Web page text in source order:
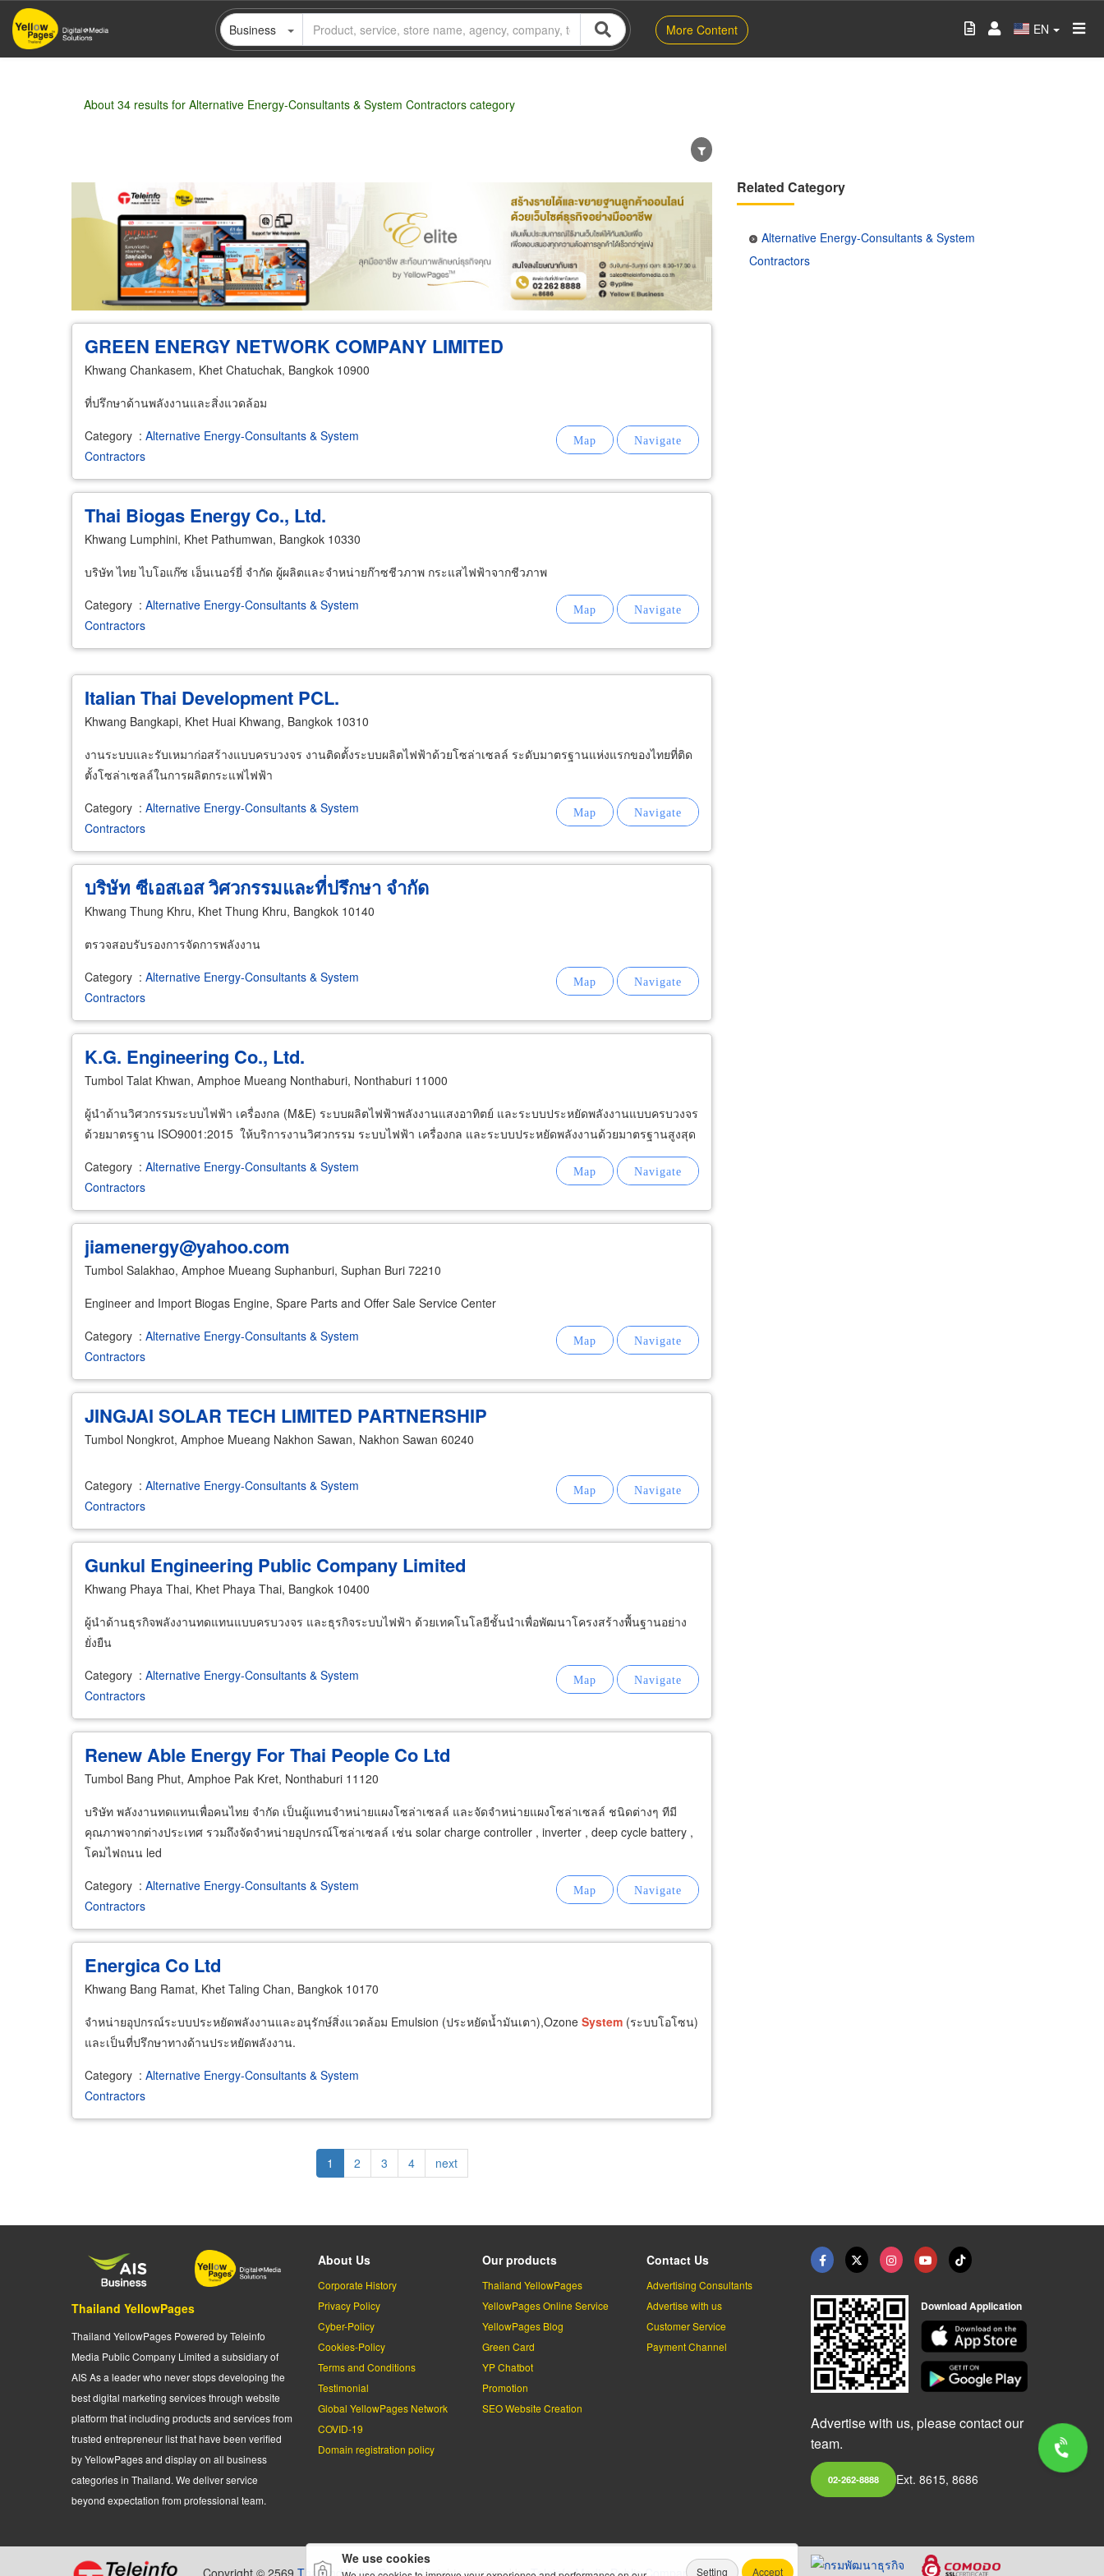
Skip
main
Business More Content EN
About 34 results for Alternative Energy-Consultants & System Contractors category
Wholesale Retail Manufacturer Dealer Exporter/Importer Service Business
GREEN ENERGY NETWORK COMPANY LIMITED
Khwang Chankasem, Khet Chatuchak, Bangkok 10900
ที่ปรึกษาด้านพลังงานและสิ่งแวดล้อม
Category : Alternative Energy-Consultants & System
Contractors
Thai Biogas Energy Co., Ltd.
Khwang Lumphini, Khet Pathumwan, Bangkok 10330
บริษัท ไทย ไบโอแก๊ซ เอ็นเนอร์ยี่ จำกัด ผู้ผลิตและจำหน่ายก๊าซชีวภาพ กระแสไฟฟ้าจากชีวภาพ
Category : Alternative Energy-Consultants & System
Contractors
Italian Thai Development PCL.
Khwang Bangkapi, Khet Huai Khwang, Bangkok 10310
งานระบบและรับเหมาก่อสร้างแบบครบวงจร งานติดตั้งระบบผลิตไฟฟ้าด้วยโซล่าเซลล์ ระดับมาตรฐานแห่งแรกของไทยที่ติด
ตั้งโซล่าเซลล์ในการผลิตกระแฟไฟฟ้า
Category : Alternative Energy-Consultants & System
Contractors
บริษัท ซีเอสเอส วิศวกรรมและที่ปรึกษา จำกัด
Khwang Thung Khru, Khet Thung Khru, Bangkok 10140
ตรวจสอบรับรองการจัดการพลังงาน
Category : Alternative Energy-Consultants & System
Contractors
K.G. Engineering Co., Ltd.
Tumbol Talat Khwan, Amphoe Mueang Nonthaburi, Nonthaburi 11000
ผู้นำด้านวิศวกรรมระบบไฟฟ้า เครื่องกล (M&E) ระบบผลิตไฟฟ้าพลังงานแสงอาทิตย์ และระบบประหยัดพลังงานแบบครบวงจร
ด้วยมาตรฐาน ISO9001:2015 ให้บริการงานวิศวกรรม ระบบไฟฟ้า เครื่องกล และระบบประหยัดพลังงานด้วยมาตรฐานสูงสุด
Category : Alternative Energy-Consultants & System
Contractors
jiamenergy@yahoo.com
Tumbol Salakhao, Amphoe Mueang Suphanburi, Suphan Buri 72210
Engineer and Import Biogas Engine, Spare Parts and Offer Sale Service Center
Category : Alternative Energy-Consultants & System
Contractors
JINGJAI SOLAR TECH LIMITED PARTNERSHIP
Tumbol Nongkrot, Amphoe Mueang Nakhon Sawan, Nakhon Sawan 60240
Category : Alternative Energy-Consultants & System
Contractors
Gunkul Engineering Public Company Limited
Khwang Phaya Thai, Khet Phaya Thai, Bangkok 10400
ผู้นำด้านธุรกิจพลังงานทดแทนแบบครบวงจร และธุรกิจระบบไฟฟ้า ด้วยเทคโนโลยีชั้นนำเพื่อพัฒนาโครงสร้างพื้นฐานอย่าง
ยั่งยืน
Category : Alternative Energy-Consultants & System
Contractors
Renew Able Energy For Thai People Co Ltd
Tumbol Bang Phut, Amphoe Pak Kret, Nonthaburi 11120
บริษัท พลังงานทดแทนเพื่อคนไทย จำกัด เป็นผู้แทนจำหน่ายแผงโซล่าเซลล์ และจัดจำหน่ายแผงโซล่าเซลล์ ชนิดต่างๆ ทีมี
คุณภาพจากต่างประเทศ รวมถึงจัดจำหน่ายอุปกรณ์โซล่าเซลล์ เช่น solar charge controller , inverter , deep cycle battery ,
โคมไฟถนน led
Category : Alternative Energy-Consultants & System
Contractors
Energica Co Ltd
Khwang Bang Ramat, Khet Taling Chan, Bangkok 10170
จำหน่ายอุปกรณ์ระบบประหยัดพลังงานและอนุรักษ์สิ่งแวดล้อม Emulsion (ประหยัดน้ำมันเตา),Ozone System (ระบบโอโซน)
และเป็นที่ปรึกษาทางด้านประหยัดพลังงาน.
Category : Alternative Energy-Consultants & System
Contractors
Current
page
1 Page
2 Page
3 Page
4
Next
page
next
Related Category
Alternative Energy-Consultants & System
Contractors
Thailand YellowPages
Thailand YellowPages Powered by Teleinfo
Media Public Company Limited a subsidiary of
AIS As a leader who never stops developing the
best digital marketing services through website
platform that including products and services from
trusted entrepreneur list that have been verified
by YellowPages and display on all business
categories in Thailand. We deliver service
beyond expectation from professional team.
About Us
Corporate History
Privacy Policy
Cyber-Policy
Cookies-Policy
Terms and Conditions
Testimonial
Global YellowPages Network
COVID-19
Domain registration policy
Our products
Thailand YellowPages
YellowPages Online Service
YellowPages Blog
Green Card
YP Chatbot
Promotion
SEO Website Creation
Contact Us
Advertising Consultants
Advertise with us
Customer Service
Payment Channel
Download Application
Advertise with us, please contact our
team.
02-262-8888 Ext. 8615, 8686
We use cookies
Setting Accept